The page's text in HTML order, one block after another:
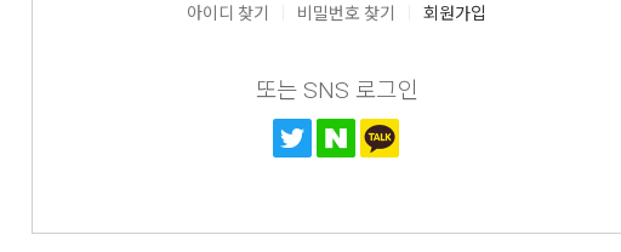
아이디 찾기 비밀번호 찾기 회원가입
또는 SNS 로그인